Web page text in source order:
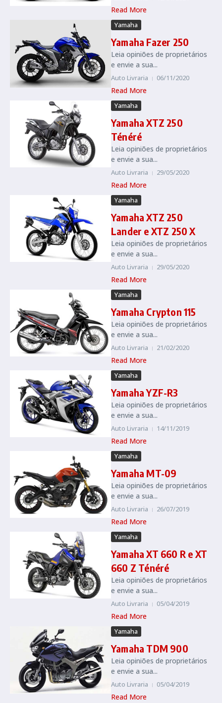
Read More
Yamaha
Yamaha Fazer 250
Leia opiniões de proprietários
e envie a sua...
Auto Livraria 06/11/2020
Read More
Yamaha
Yamaha XTZ 250
Ténéré
Leia opiniões de proprietários
e envie a sua...
Auto Livraria 29/05/2020
Read More
Yamaha
Yamaha XTZ 250
Lander e XTZ 250 X
Leia opiniões de proprietários
e envie a sua...
Auto Livraria 29/05/2020
Read More
Yamaha
Yamaha Crypton 115
Leia opiniões de proprietários
e envie a sua...
Auto Livraria 21/02/2020
Read More
Yamaha
Yamaha YZF-R3
Leia opiniões de proprietários
e envie a sua...
Auto Livraria 14/11/2019
Read More
Yamaha
Yamaha MT-09
Leia opiniões de proprietários
e envie a sua...
Auto Livraria 26/07/2019
Read More
Yamaha
Yamaha XT 660 R e XT
660 Z Ténéré
Leia opiniões de proprietários
e envie a sua...
Auto Livraria 05/04/2019
Read More
Yamaha
Yamaha TDM 900
Leia opiniões de proprietários
e envie a sua...
Auto Livraria 05/04/2019
Read More